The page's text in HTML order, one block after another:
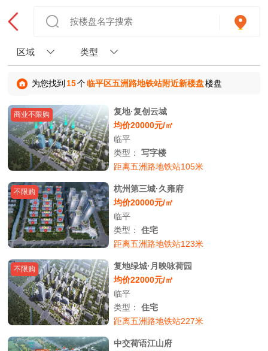
区域 类型
为您找到 15个临平区五洲路地铁站附近新楼盘楼盘
商业不限购
复地·复创云城
均价20000元/㎡
临平
类型：写字楼
距离五洲路地铁站105米
不限购
杭州第三城·久雍府
均价20000元/㎡
临平
类型：住宅
距离五洲路地铁站123米
不限购
复地绿城·月映咏荷园
均价22000元/㎡
临平
类型：住宅
距离五洲路地铁站227米
中交荷语江山府